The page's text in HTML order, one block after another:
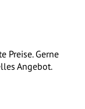
Preise. Gerne
Angebot.